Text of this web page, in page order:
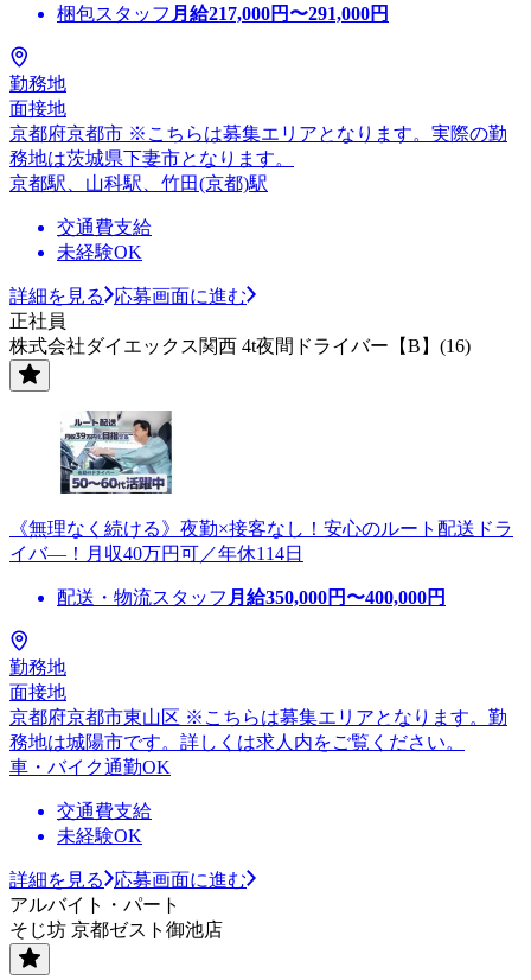
梱包スタッフ 月給217,000円〜291,000円
勤務地
面接地
京都府京都市 ※こちらは募集エリアとなります。実際の勤
務地は茨城県下妻市となります。
京都駅、山科駅、竹田(京都)駅
交通費支給
未経験OK
詳細を見る
応募画面に進む
正社員
株式会社ダイエックス関西 4t夜間ドライバー【B】(16)
《無理なく続ける》夜勤×接客なし！安心のルート配送ドラ
イバ―！月収40万円可／年休114日
配送・物流スタッフ 月給350,000円〜400,000円
勤務地
面接地
京都府京都市東山区 ※こちらは募集エリアとなります。勤
務地は城陽市です。詳しくは求人内をご覧ください。
車・バイク通勤OK
交通費支給
未経験OK
詳細を見る
応募画面に進む
アルバイト・パート
そじ坊 京都ゼスト御池店